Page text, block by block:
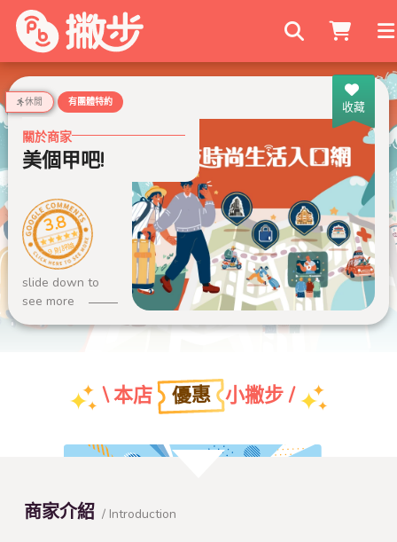
搜尋商家
收藏
休閒 有團體特約
關於商家
美個甲吧!
3.8
9 則評論
slide down to
see more
\ 本店 優惠 小撇步 /
團體特約折扣優惠
商家介紹 / Introduction